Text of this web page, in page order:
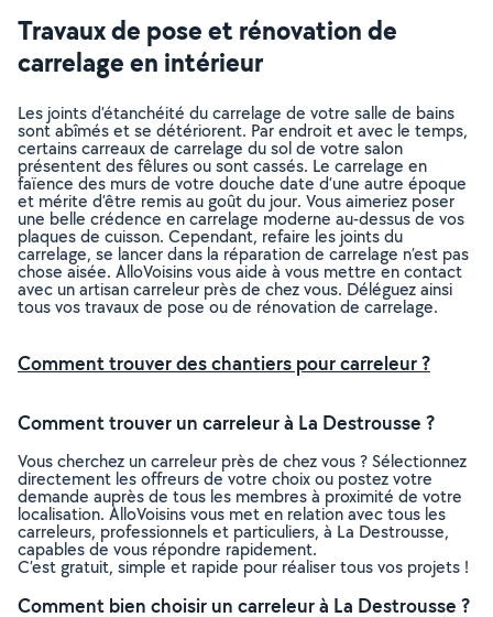
Travaux de pose et rénovation de
carrelage en intérieur
Les joints d’étanchéité du carrelage de votre salle de bains
sont abîmés et se détériorent. Par endroit et avec le temps,
certains carreaux de carrelage du sol de votre salon
présentent des fêlures ou sont cassés. Le carrelage en
faïence des murs de votre douche date d’une autre époque
et mérite d’être remis au goût du jour. Vous aimeriez poser
une belle crédence en carrelage moderne au-dessus de vos
plaques de cuisson. Cependant, refaire les joints du
carrelage, se lancer dans la réparation de carrelage n’est pas
chose aisée. AlloVoisins vous aide à vous mettre en contact
avec un artisan carreleur près de chez vous. Déléguez ainsi
tous vos travaux de pose ou de rénovation de carrelage.
Comment trouver des chantiers pour carreleur ?
Comment trouver un carreleur à La Destrousse ?
Vous cherchez un carreleur près de chez vous ? Sélectionnez
directement les offreurs de votre choix ou postez votre
demande auprès de tous les membres à proximité de votre
localisation. AlloVoisins vous met en relation avec tous les
carreleurs, professionnels et particuliers, à La Destrousse,
capables de vous répondre rapidement.
C’est gratuit, simple et rapide pour réaliser tous vos projets !
Comment bien choisir un carreleur à La Destrousse ?